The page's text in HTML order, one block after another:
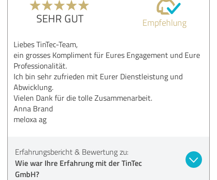
SEHR GUT Empfehlung
Liebes TinTec-Team,
ein grosses Kompliment für Eures Engagement und Eure
Professionalität.
Ich bin sehr zufrieden mit Eurer Dienstleistung und
Abwicklung.
Vielen Dank für die tolle Zusammenarbeit.
Anna Brand
meloxa ag
Erfahrungsbericht & Bewertung zu:
Wie war Ihre Erfahrung mit der TinTec
GmbH?